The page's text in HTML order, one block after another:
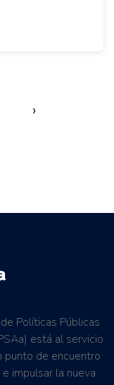
›
Políticas Públicas
está al servicio
punto de encuentro
impulsar la nueva